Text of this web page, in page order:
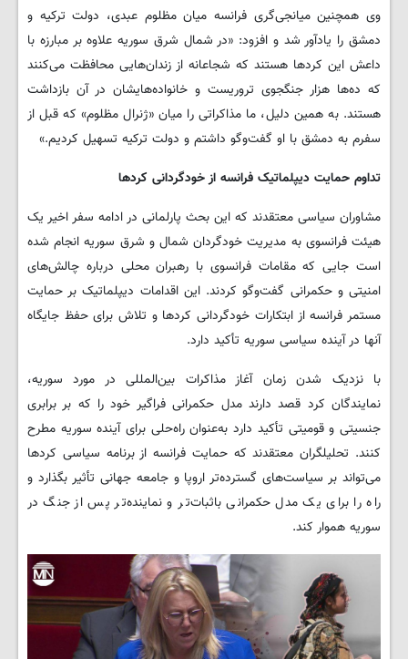
وی همچنین میانجی‌گری فرانسه میان مظلوم عبدی، دولت ترکیه و
دمشق را یادآور شد و افزود: «در شمال شرق سوریه علاوه بر مبارزه با
داعش این کردها هستند که شجاعانه از زندان‌هایی محافظت می‌کنند
که ده‌ها هزار جنگجوی تروریست و خانواده‌هایشان در آن بازداشت
هستند. به همین دلیل، ما مذاکراتی را میان «ژنرال مظلوم» که قبل از
سفرم به دمشق با او گفت‌وگو داشتم و دولت ترکیه تسهیل کردیم.»
تداوم حمایت دیپلماتیک فرانسه از خودگردانی کردها
مشاوران سیاسی معتقدند که این بحث پارلمانی در ادامه سفر اخیر یک
هیئت فرانسوی به مدیریت خودگردان شمال و شرق سوریه انجام شده
است جایی که مقامات فرانسوی با رهبران محلی درباره چالش‌های
امنیتی و حکمرانی گفت‌وگو کردند. این اقدامات دیپلماتیک بر حمایت
مستمر فرانسه از ابتکارات خودگردانی کردها و تلاش برای حفظ جایگاه
آنها در آینده سیاسی سوریه تأکید دارد.
با نزدیک شدن زمان آغاز مذاکرات بین‌المللی در مورد سوریه،
نمایندگان کرد قصد دارند مدل حکمرانی فراگیر خود را که بر برابری
جنسیتی و قومیتی تأکید دارد به‌عنوان راه‌حلی برای آینده سوریه مطرح
کنند. تحلیلگران معتقدند که حمایت فرانسه از برنامه سیاسی کردها
می‌تواند بر سیاست‌های گسترده‌تر اروپا و جامعه جهانی تأثیر بگذارد و
راه را برای یک مدل حکمرانی باثبات‌تر و نماینده‌تر پس از جنگ در
سوریه هموار کند.